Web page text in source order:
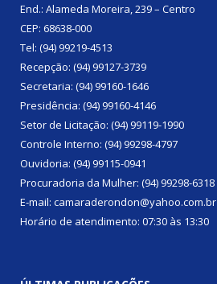
End.: Alameda Moreira, 239 – Centro
CEP: 68638-000
Tel: (94) 99219-4513
Recepção: (94) 99127-3739
Secretaria: (94) 99160-1646
Presidência: (94) 99160-4146
Setor de Licitação: (94) 99119-1990
Controle Interno: (94) 99298-4797
Ouvidoria: (94) 99115-0941
Procuradoria da Mulher: (94) 99298-6318
E-mail: camaraderondon@yahoo.com.br
Horário de atendimento: 07:30 às 13:30